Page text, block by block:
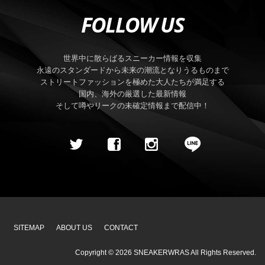
FOLLOW US
世界中に散らばるスニーカー情報を収集
永遠のスタンダードから未来の潮流となりうるものまで
ストリートファッションを極めた大人たちが満足する
国内、海外の厳選した最新情報
そして噂やリークの未確定情報まで配信中！
SITEMAP ABOUT US CONTACT
Copyright © 2026 SNEAKERWRASAll Rights Reserved.